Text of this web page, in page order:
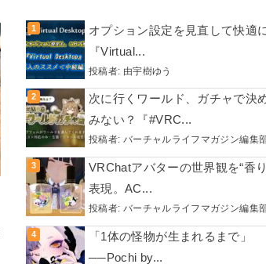
オプション設定を見直して快適に
『Virtual...
投稿者: 由宇樹ゆう
次に行くワールド、ガチャで決
みない？『#VRC...
投稿者: バーチャルライフマガジン編集
VRChatアバターの世界観を“香
表現。AC...
投稿者: バーチャルライフマガジン編集
「1体の怪物が生まれるまで」
──Pochi by...